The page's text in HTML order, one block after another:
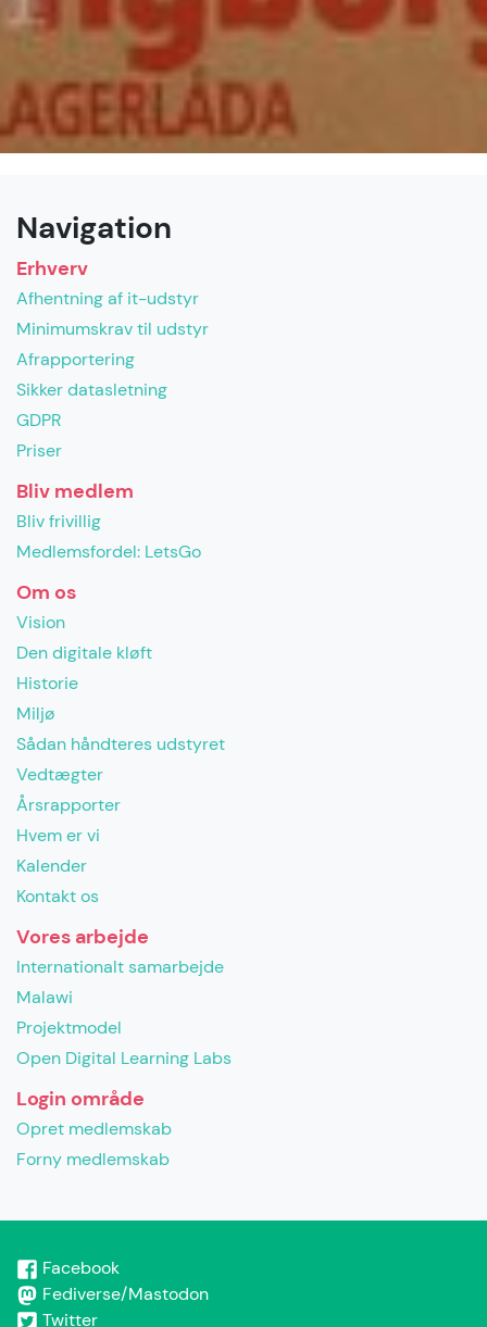
Navigation
Erhverv
Afhentning af it-udstyr
Minimumskrav til udstyr
Afrapportering
Sikker datasletning
GDPR
Priser
Bliv medlem
Bliv frivillig
Medlemsfordel: LetsGo
Om os
Vision
Den digitale kløft
Historie
Miljø
Sådan håndteres udstyret
Vedtægter
Årsrapporter
Hvem er vi
Kalender
Kontakt os
Vores arbejde
Internationalt samarbejde
Malawi
Projektmodel
Open Digital Learning Labs
Login område
Opret medlemskab
Forny medlemskab
Facebook
Fediverse/Mastodon
Twitter